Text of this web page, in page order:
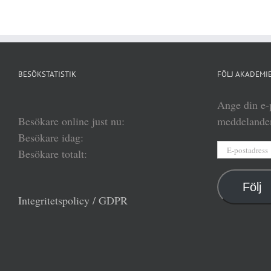
BESÖKSTATISTIK
Besökare online just nu:
Besökare idag:
Besökare totalt:
Integritetspolicy / GDPR
FÖLJ
Ange din
Följ